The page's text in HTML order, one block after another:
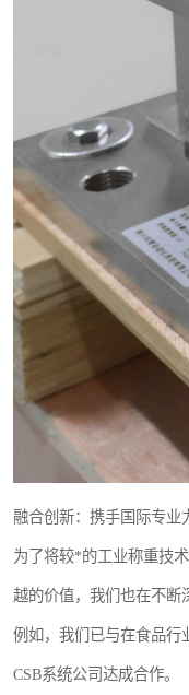
融合创新：携手国际专业
为了将较*的工业称重技
越的价值，我们也在不断
例如，我们已与在食品行
CSB系统公司达成合作。